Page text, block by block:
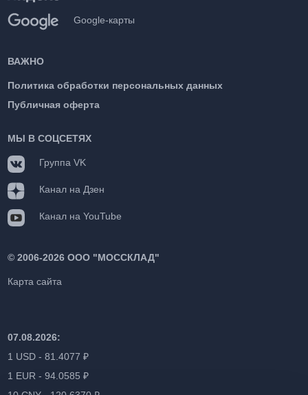
Google-карты
ВАЖНО
Политика обработки персональных данных
Публичная оферта
МЫ В СОЦСЕТЯХ
Группа VK
Канал на Дзен
Канал на YouTube
©2006-2026 ООО "МОССКЛАД"
Карта сайта
07.08.2026:
1 USD - 81.4077 ₽
1 EUR - 94.0585 ₽